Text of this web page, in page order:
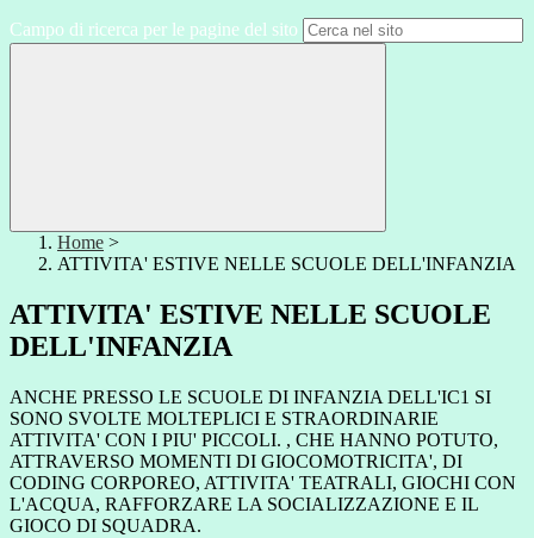
Campo di ricerca per le pagine del sito
Home >
ATTIVITA' ESTIVE NELLE SCUOLE DELL'INFANZIA
ATTIVITA' ESTIVE NELLE SCUOLE
DELL'INFANZIA
ANCHE PRESSO LE SCUOLE DI INFANZIA DELL'IC1 SI
SONO SVOLTE MOLTEPLICI E STRAORDINARIE
ATTIVITA' CON I PIU' PICCOLI. , CHE HANNO POTUTO,
ATTRAVERSO MOMENTI DI GIOCOMOTRICITA', DI
CODING CORPOREO, ATTIVITA' TEATRALI, GIOCHI CON
L'ACQUA, RAFFORZARE LA SOCIALIZZAZIONE E IL
GIOCO DI SQUADRA.